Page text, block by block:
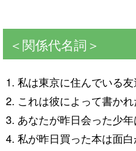
＜関係代名詞＞
私は東京に住んでいる友
これは彼によって書かれ
あなたが昨日会った少年
私が昨日買った本は面白